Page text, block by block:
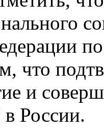
что
и
в России.